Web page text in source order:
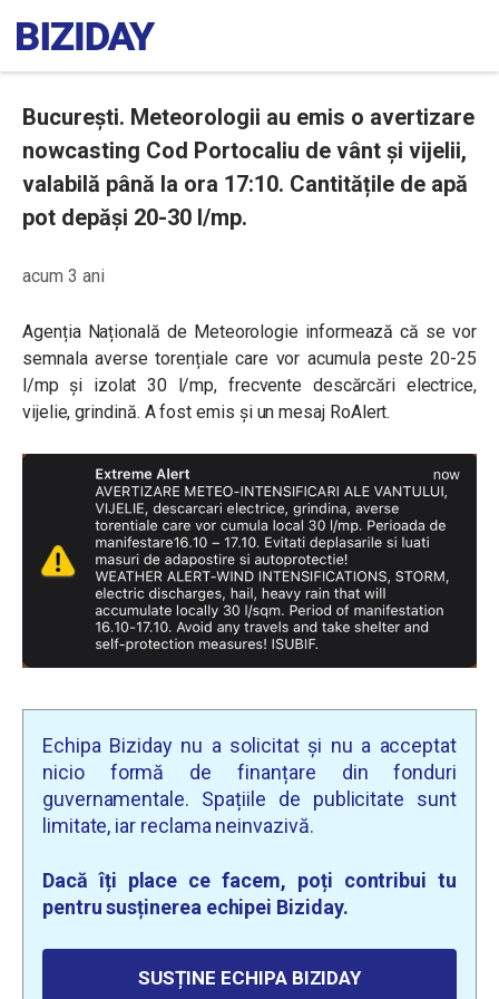
București. Meteorologii au emis o avertizare
nowcasting Cod Portocaliu de vânt și vijelii,
valabilă până la ora 17:10. Cantitățile de apă
pot depăși 20-30 l/mp.
acum 3 ani
Agenția Națională de Meteorologie informează că se vor
semnalaaverse torențiale care vor acumula peste 20-25
l/mp și izolat 30 l/mp, frecvente descărcări electrice,
vijelie, grindină. A fost emis și un mesaj RoAlert.
Echipa Biziday nu a solicitat și nu a acceptat
nicio formă de finanțare din fonduri
guvernamentale. Spațiile de publicitate sunt
limitate, iar reclama neinvazivă.
Dacă îți place ce facem, poți contribui tu
pentru susținerea echipei Biziday.
SUSȚINE ECHIPA BIZIDAY